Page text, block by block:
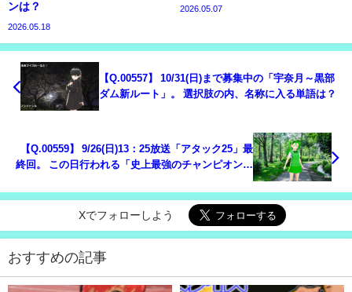
ンは？
2026.05.18
2026.05.07
【Q.00557】 10/31(日)まで募集中の「宇奈月～黒部
ダム新ルート」。 選択肢の内、名称に入る単語は？
【Q.00559】 9/26(日)13：25放送「アタック25」最
終回。 この日行われる「史上最強のチャンピオン大
Xでフォローしよう
おすすめの記事